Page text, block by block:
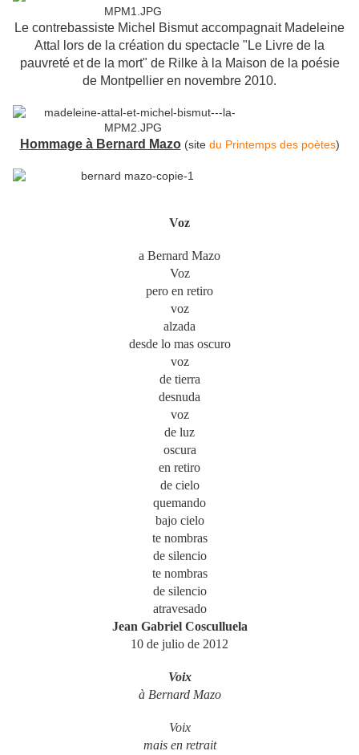
Le contrebassiste Michel Bismut accompagnait Madeleine
Attal lors de la création du spectacle "Le Livre de la
pauvreté et de la mort" de Rilke à la Maison de la poésie
de Montpellier en novembre 2010.
Hommage à Bernard Mazo(site du Printemps des poètes)
Voz
a Bernard Mazo
Voz
pero en retiro
voz
alzada
desde lo mas oscuro
voz
de tierra
desnuda
voz
de luz
oscura
en retiro
de cielo
quemando
bajo cielo
te nombras
de silencio
te nombras
de silencio
atravesado
Jean Gabriel Cosculluela
10 de julio de 2012
Voix
à Bernard Mazo
Voix
mais en retrait